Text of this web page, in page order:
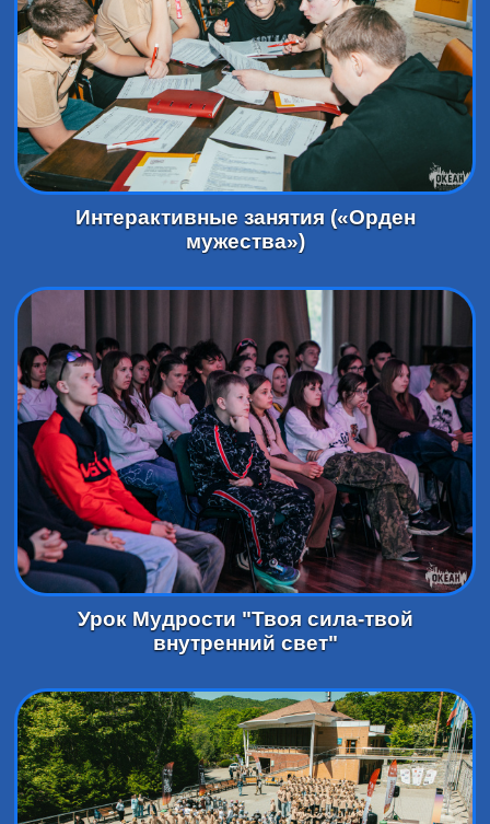
Интерактивные занятия («Орден
мужества»)
Урок Мудрости "Твоя сила-твой
внутренний свет"